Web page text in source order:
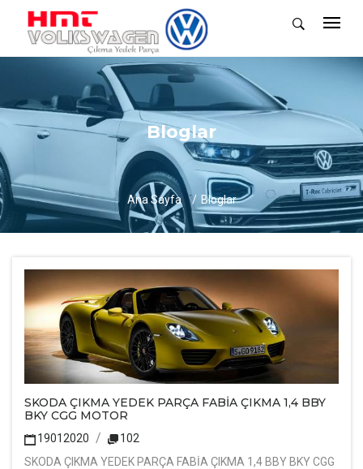
Bloglar
Ana Sayfa Bloglar
SKODA ÇIKMA YEDEK PARÇA FABİA ÇIKMA 1,4 BBY
BKY CGG MOTOR
19012020
102
SKODA ÇIKMA YEDEK PARÇA FABİA ÇIKMA 1,4 BBY BKY CGG